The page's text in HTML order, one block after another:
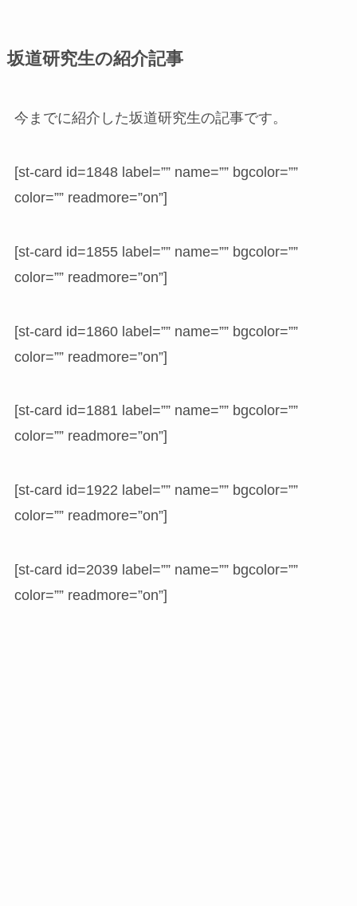
坂道研究生の紹介記事
今までに紹介した坂道研究生の記事です。
[st-card id=1848 label=”” name=”” bgcolor=””
color=”” readmore=”on”]
[st-card id=1855 label=”” name=”” bgcolor=””
color=”” readmore=”on”]
[st-card id=1860 label=”” name=”” bgcolor=””
color=”” readmore=”on”]
[st-card id=1881 label=”” name=”” bgcolor=””
color=”” readmore=”on”]
[st-card id=1922 label=”” name=”” bgcolor=””
color=”” readmore=”on”]
[st-card id=2039 label=”” name=”” bgcolor=””
color=”” readmore=”on”]